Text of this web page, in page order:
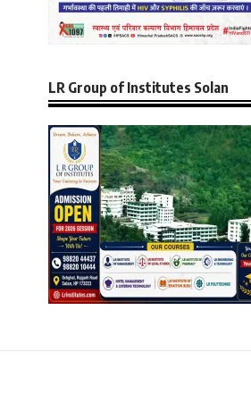
LR Group of Institutes Solan